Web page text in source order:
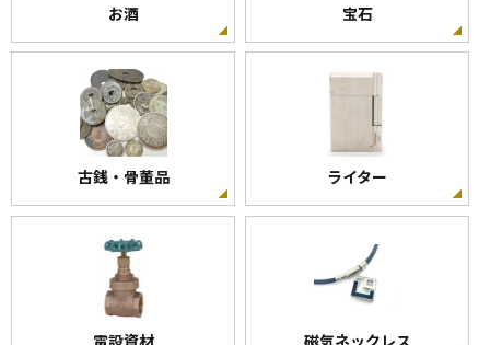
お酒 宝石
古銭・骨董品 ライター
電設資材 磁気ネックレス